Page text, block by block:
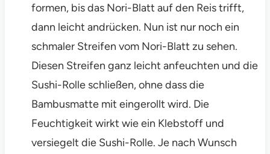
formen, bis das Nori-Blatt auf den Reis trifft,
dann leicht andrücken. Nun ist nur noch ein
schmaler Streifen vom Nori-Blatt zu sehen.
Diesen Streifen ganz leicht anfeuchten und die
Sushi-Rolle schließen, ohne dass die
Bambusmatte mit eingerollt wird. Die
Feuchtigkeit wirkt wie ein Klebstoff und
versiegelt die Sushi-Rolle. Je nach Wunsch